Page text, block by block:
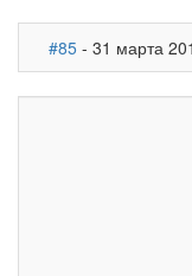
#85 - 31 марта